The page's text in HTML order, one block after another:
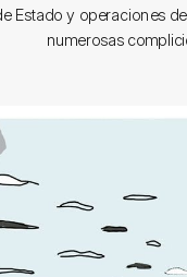
Estado y operaciones
numerosas